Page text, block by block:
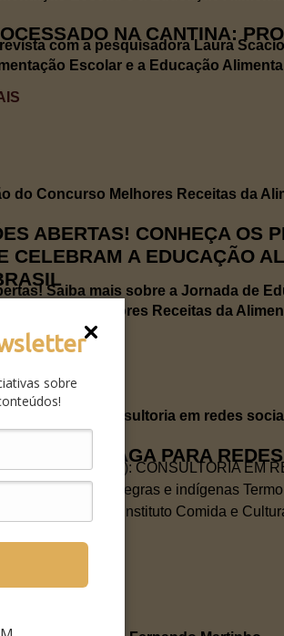
sobre
NA CANTINA:
com a pesquisadora Laura
Escolar e a Educação
ABERTAS! CONHEÇA OS
CELEBRAM A EDUCAÇÃO
Saiba mais sobre a Jornada de
o concurso Melhores Receitas da
NO ICC | VAGA PARA
(TdR): CONSULTORIA EM
para pessoas negras e indígenas
Redes Sociais O Instituto Comida e